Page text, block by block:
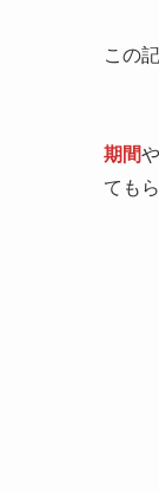
この
期間や
ても